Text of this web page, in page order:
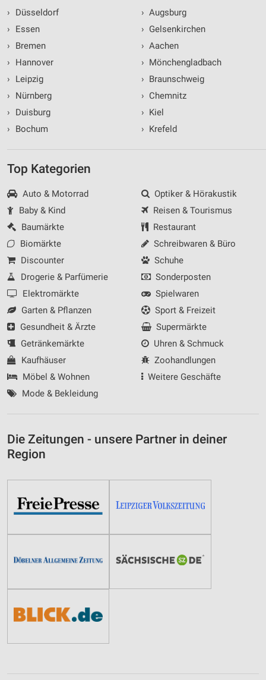
›
Düsseldorf
›
Essen
›
Bremen
›
Hannover
›
Leipzig
›
Nürnberg
›
Duisburg
›
Bochum
› Augsburg
› Gelsenkirchen
› Aachen
› Mönchengladbach
› Braunschweig
› Chemnitz
› Kiel
› Krefeld
Top Kategorien
Auto & Motorrad
Baby & Kind
Baumärkte
Biomärkte
Discounter
Drogerie & Parfümerie
Elektromärkte
Garten & Pflanzen
Gesundheit & Ärzte
Getränkemärkte
Kaufhäuser
Möbel & Wohnen
Mode & Bekleidung
Optiker & Hörakustik
Reisen & Tourismus
Restaurant
Schreibwaren & Büro
Schuhe
Sonderposten
Spielwaren
Sport & Freizeit
Supermärkte
Uhren & Schmuck
Zoohandlungen
Weitere Geschäfte
Die Zeitungen - unsere Partner in deiner
Region